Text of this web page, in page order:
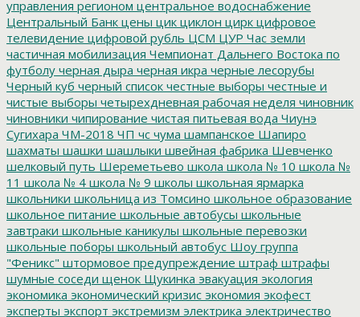
управления регионом центральное водоснабжение
Центральный Банк цены цик циклон цирк цифровое
телевидение цифровой рубль ЦСМ ЦУР Час земли
частичная мобилизация Чемпионат Дальнего Востока по
футболу черная дыра черная икра черные лесорубы
Черный куб черный список честные выборы честные и
чистые выборы четырехдневная рабочая неделя чиновник
чиновники чипирование чистая питьевая вода Чиунэ
Сугихара ЧМ-2018 ЧП чс чума шампанское Шапиро
шахматы шашки шашлыки швейная фабрика Шевченко
шелковый путь Шереметьево школа школа № 10 школа №
11 школа № 4 школа № 9 школы школьная ярмарка
школьники школьница из Томсино школьное образование
школьное питание школьные автобусы школьные
завтраки школьные каникулы школьные перевозки
школьные поборы школьный автобус Шоу группа
"Феникс" штормовое предупреждение штраф штрафы
шумные соседи щенок Щукинка эвакуация экология
экономика экономический кризис экономия экофест
эксперты экспорт экстремизм электрика электричество